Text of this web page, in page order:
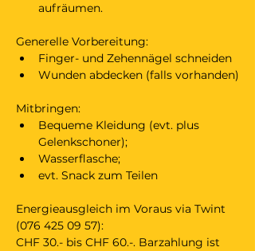
aufräumen.
Generelle Vorbereitung:
Finger- und Zehennägel schneiden
Wunden abdecken (falls vorhanden)
Mitbringen:
Bequeme Kleidung (evt. plus
Gelenkschoner);
Wasserflasche;
evt. Snack zum Teilen
Energieausgleich im Voraus via Twint
(076 425 09 57):
CHF 30.- bis CHF 60.-. Barzahlung ist